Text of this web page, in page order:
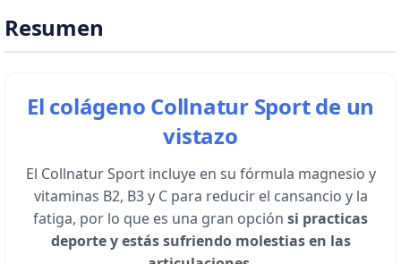
Resumen
El colágeno Collnatur Sport de un
vistazo
El Collnatur Sport incluye en su fórmula magnesio y
vitaminas B2, B3 y C para reducir el cansancio y la
fatiga, por lo que es una gran opción si practicas
deporte y estás sufriendo molestias en las